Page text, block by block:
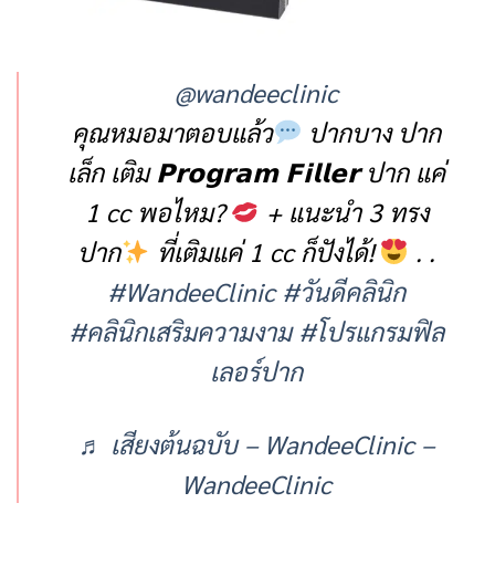
@wandeeclinic
คุณหมอมาตอบแล้ว
ปากบาง ปาก
เล็ก เติม 𝗣𝗿𝗼𝗴𝗿𝗮𝗺 𝗙𝗶𝗹𝗹𝗲𝗿 ปาก แค่
1 cc พอไหม?
+ แนะนำ 3 ทรง
ปาก
ที่เติมแค่ 1 cc ก็ปังได้!
. .
#WandeeClinic #วันดีคลินิก
#คลินิกเสริมความงาม #โปรแกรมฟิล
เลอร์ปาก
♬ เสียงต้นฉบับ – WandeeClinic –
WandeeClinic